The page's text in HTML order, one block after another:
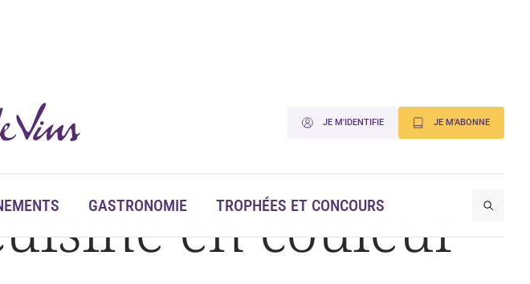
JE M'IDENTIFIE JE M'ABONNE
GASTRONOMIE TROPHÉES ET CONCOURS
en couleur